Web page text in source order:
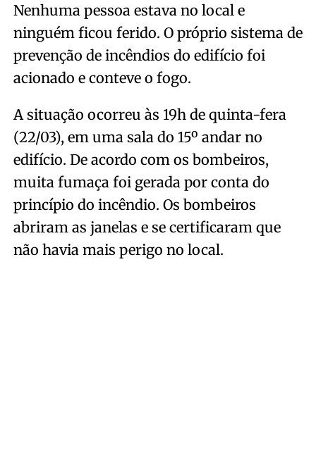
Nenhuma pessoa estava no local e
ninguém ficou ferido. O próprio sistema de
prevenção de incêndios do edifício foi
acionado e conteve o fogo.
A situação ocorreu às 19h de quinta-fera
(22/03), em uma sala do 15º andar no
edifício. De acordo com os bombeiros,
muita fumaça foi gerada por conta do
princípio do incêndio. Os bombeiros
abriram as janelas e se certificaram que
não havia mais perigo no local.